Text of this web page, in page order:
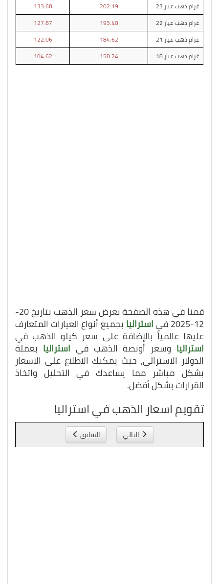
غرام ذهب عيار 23
202.19
133.68
غرام ذهب عيار 22
193.40
127.87
غرام ذهب عيار 21
184.62
122.06
غرام ذهب عيار 18
158.24
104.62
قمنا في هذه الصفحة بعرض سعر الذهب بتاريخ 20-
12-2025 في استراليا بجميع أنواع العيارات المتعارف
عليها عالمياً بالإضافة على سعر كيلو الذهب في
استراليا وسعر أونصة الذهب في استراليا بعملة
الدولار الاسترالي, حيث يمكنك الاطلاع على الاسعار
بشكل مباشر مما يساعدك في التحليل واتخاذ
القرارات بشكل أفضل.
تقويم اسعار الذهب في استراليا
التالي السابق